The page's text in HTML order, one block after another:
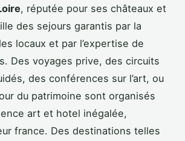
, réputée pour ses châteaux et
des sejours garantis par la
locaux et par l’expertise de
Des voyages prive, des circuits
des conférences sur l’art, ou
du patrimoine sont organisés
art et hotel inégalée,
france. Des destinations telles